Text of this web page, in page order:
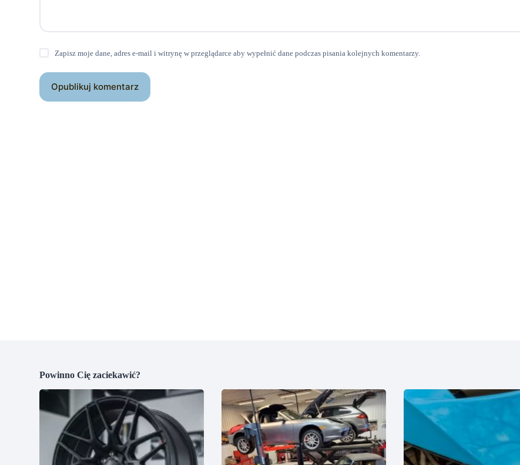
Zapisz moje dane, adres e-mail i witrynę w przeglądarce aby wypełnić dane podczas pisania kolejnych komentarzy.
Opublikuj komentarz
Powinno Cię zaciekawić?